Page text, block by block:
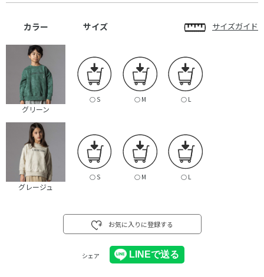
カラー サイズ サイズガイド
グリーン
○ S ○ M ○ L
グレージュ
○ S ○ M ○ L
お気に入りに登録する
シェア